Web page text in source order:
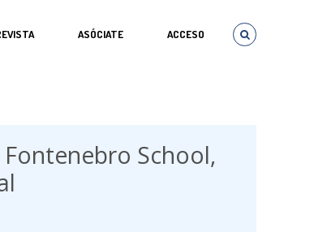
ASÓCIATE ACCESO
School,